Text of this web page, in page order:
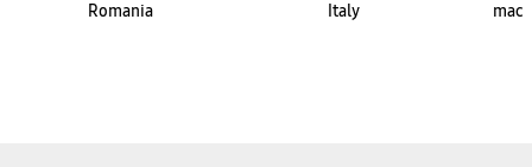
Romania
Italy